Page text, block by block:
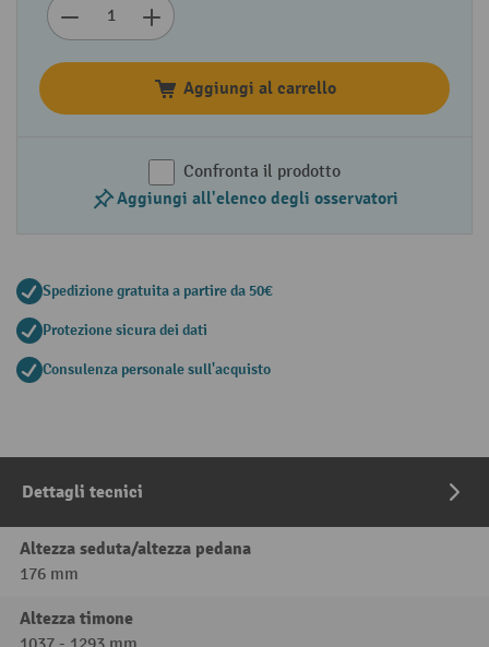
Aggiungi al carrello
Confronta il prodotto
Aggiungi all'elenco degli osservatori
Spedizione gratuita a partire da 50€
Protezione sicura dei dati
Consulenza personale sull'acquisto
Dettagli tecnici
Altezza seduta/altezza pedana
176 mm
Altezza timone